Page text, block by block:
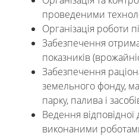
проведеними
Організація роботи
Забезпечення
показників
Забезпечення
земельного фонду,
парку, палива і
Ведення відповідної
виконаними